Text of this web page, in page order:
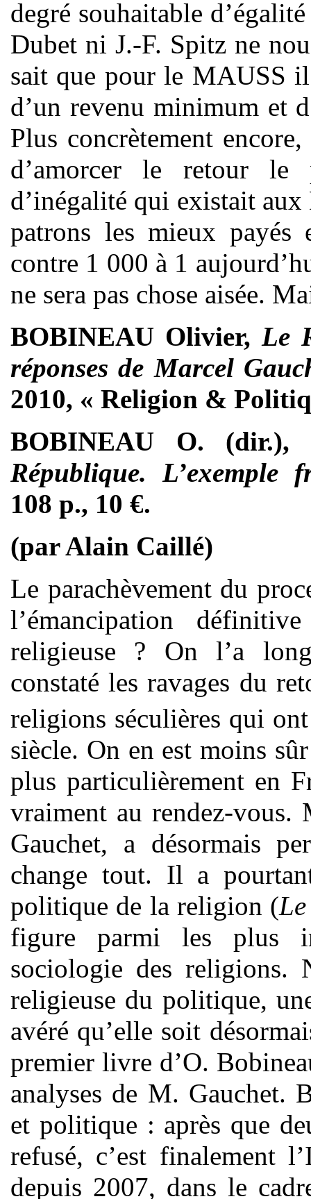
degré souhaitable
Dubet ni J.-F. Spitz ne
sait que pour le MAUSS
d’un revenu minimum et
Plus concrètement
d’amorcer le retour le
d’inégalité qui existait
patrons les mieux
contre 1 000 à 1
ne sera pas chose aisée.
BOBINEAU Olivier,Le
réponses de Marcel
2010, « Religion &
BOBINEAU O.
République. L’exemple
108 p., 10 €.
(par Alain Caillé)
Le parachèvement du
l’émancipation
religieuse ? On l’a
constaté les ravages du
religions séculières qui
siècle. On en est moins
plus particulièrement en
vraiment au rendez-
Gauchet, a désormais
change tout. Il a
politique de la religion (
figure parmi les plus
sociologie des religions.
religieuse du politique,
avéré qu’elle soit
premier livre d’O.
analyses de M. Gauchet.
et politique : après que
refusé, c’est finalement
depuis 2007, dans le